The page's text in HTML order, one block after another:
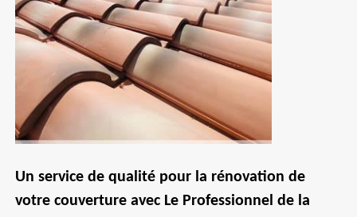
Un service de qualité pour la rénovation de
votre couverture avec Le Professionnel de la